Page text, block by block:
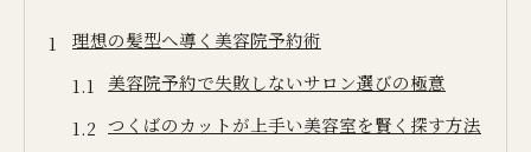
理想の髪型へ導く美容院予約術
美容院予約で失敗しないサロン選びの極意
つくばのカットが上手い美容室を賢く探す方法